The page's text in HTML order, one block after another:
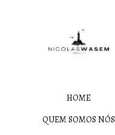
HOME
QUEM SOMOS NÓS